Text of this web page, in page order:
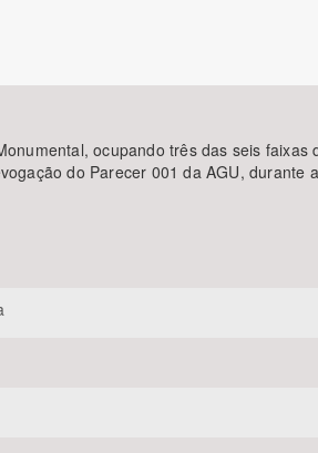
ocupando três das seis
do Parecer 001 da AGU,